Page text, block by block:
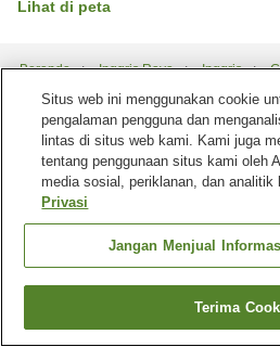
Lihat di peta
Beranda Inggris Raya Inggris
DoubleTree by Hilton Hotel London - Hyde
Cari
Situs web ini menggunakan cookie
pengalaman pengguna dan
lintas di situs web kami. Kami juga
tentang penggunaan situs kami oleh
media sosial, periklanan, dan analitik
Privasi
Jangan Menjual
Terima